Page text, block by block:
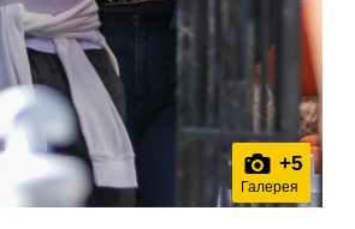
+5
Галерея